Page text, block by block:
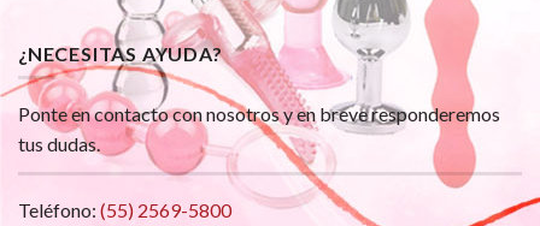
¿NECESITAS AYUDA?
Ponte en contacto con nosotros y en breve responderemos
tus dudas.
Teléfono: (55) 2569-5800